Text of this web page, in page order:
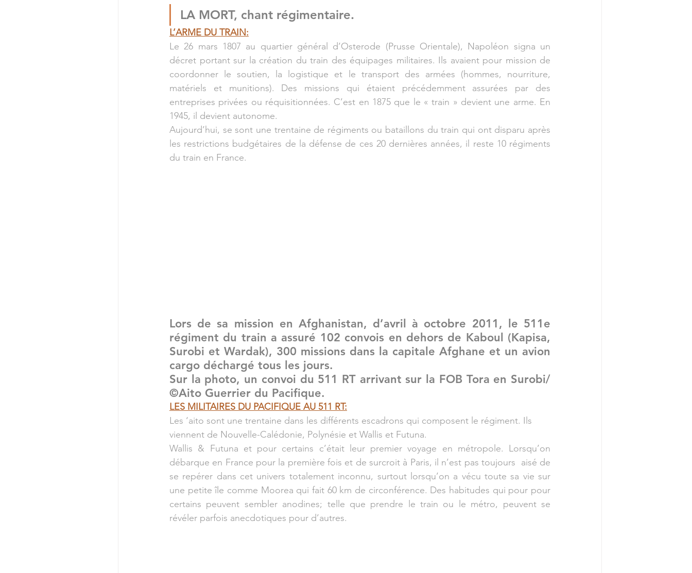
LA MORT, chant régimentaire.
L’ARME DU TRAIN:
Le 26 mars 1807 au quartier général d’Osterode (Prusse Orientale), Napoléon signa un
décret portant sur la création du train des équipages militaires. Ils avaient pour mission de
coordonner le soutien, la logistique et le transport des armées (hommes, nourriture,
matériels et munitions). Des missions qui étaient précédemment assurées par des
entreprises privées ou réquisitionnées. C’est en 1875 que le « train » devient une arme. En
1945, il devient autonome.
Aujourd’hui, se sont une trentaine de régiments ou bataillons du train qui ont disparu après
les restrictions budgétaires de la défense de ces 20 dernières années, il reste 10 régiments
du train en France.
Lors de sa mission en Afghanistan, d’avril à octobre 2011, le 511e
régiment du train a assuré 102 convois en dehors de Kaboul (Kapisa,
Surobi et Wardak), 300 missions dans la capitale Afghane et un avion
cargo déchargé tous les jours.
Sur la photo, un convoi du 511 RT arrivant sur la FOB Tora en Surobi/
©Aito Guerrier du Pacifique.
LES MILITAIRES DU PACIFIQUE AU 511 RT:
Les ‘aito sont une trentaine dans les différents escadrons qui composent le régiment. Ils
viennent de Nouvelle-Calédonie, Polynésie et Wallis et Futuna.
Wallis & Futuna et pour certains c’était leur premier voyage en métropole. Lorsqu’on
débarque en France pour la première fois et de surcroit à Paris, il n’est pas toujours  aisé de
se repérer dans cet univers totalement inconnu, surtout lorsqu’on a vécu toute sa vie sur
une petite île comme Moorea qui fait 60 km de circonférence. Des habitudes qui pour pour
certains peuvent sembler anodines; telle que prendre le train ou le métro, peuvent se
révéler parfois anecdotiques pour d’autres.